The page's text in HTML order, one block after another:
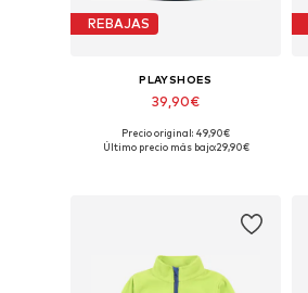
REBAJAS
PLAYSHOES
39,90€
Tallas disponibles: 80
Precio original: 49,90€
Último precio más bajo:29,90€